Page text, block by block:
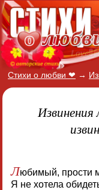
Стихи о любви ❤ →
Любимый, прости
Я не хотела